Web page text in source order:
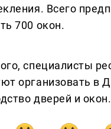
Всего
700 окон.
специалисты
организовать в
дверей и окон.